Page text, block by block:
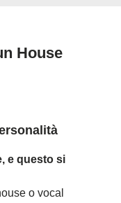
House
e questo si
o vocal